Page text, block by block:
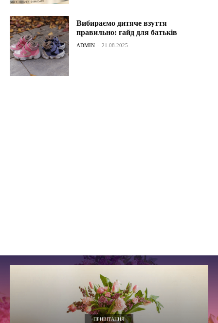
Вибираємо дитяче взуття
правильно: гайд для батьків
ADMIN - 21.08.2025